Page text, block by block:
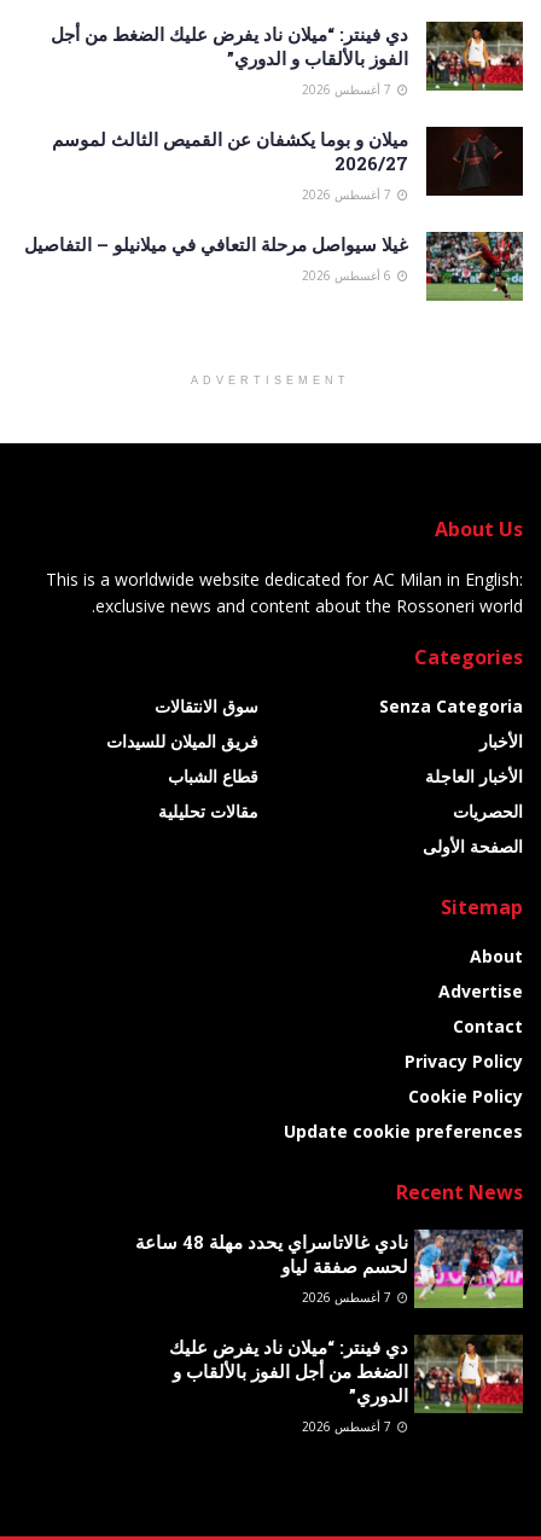
دي فينتر: “ميلان ناد يفرض عليك الضغط من أجل
الفوز بالألقاب و الدوري”
ميلان و بوما يكشفان عن القميص الثالث لموسم
2026/27
غيلا سيواصل مرحلة التعافي في ميلانيلو – التفاصيل
ADVERTISEMENT
About Us
This is a worldwide website dedicated for AC Milan in English:
exclusive news and content about the Rossoneri world.
Categories
Senza Categoria
الأخبار
الأخبار العاجلة
الحصريات
الصفحة الأولى
سوق الانتقالات
فريق الميلان للسيدات
قطاع الشباب
مقالات تحليلية
Sitemap
About
Advertise
Contact
Privacy Policy
Cookie Policy
Update cookie preferences
Recent News
نادي غالاتاسراي يحدد مهلة 48 ساعة
لحسم صفقة لياو
دي فينتر: “ميلان ناد يفرض عليك
الضغط من أجل الفوز بالألقاب و
الدوري”